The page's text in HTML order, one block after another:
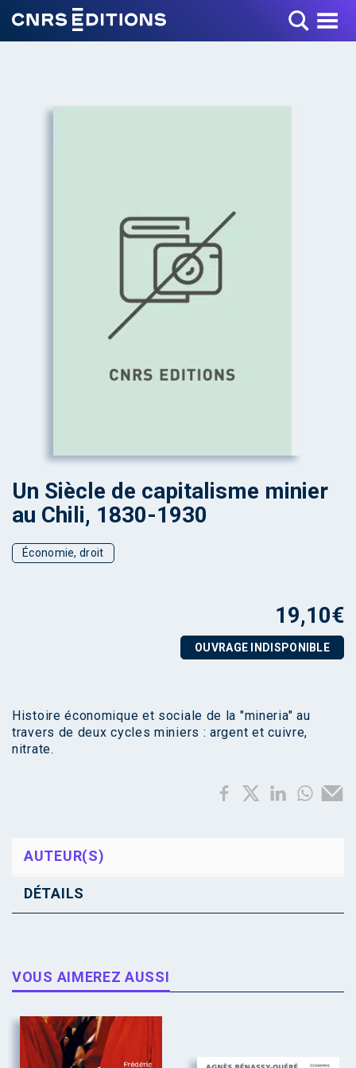
Toggle Menu
Un Siècle de capitalisme minier
au Chili, 1830-1930
Économie, droit
19,10€
OUVRAGE INDISPONIBLE
Histoire économique et sociale de la "mineria" au
travers de deux cycles miniers : argent et cuivre,
nitrate.
AUTEUR(S)
DÉTAILS
VOUS AIMEREZ AUSSI